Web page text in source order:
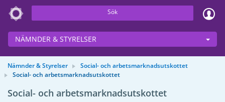
Sök
NÄMNDER & STYRELSER
Nämnder & Styrelser
Social- och arbetsmarknadsutskottet
Social- och arbetsmarknadsutskottet
Social- och arbetsmarknadsutskottet